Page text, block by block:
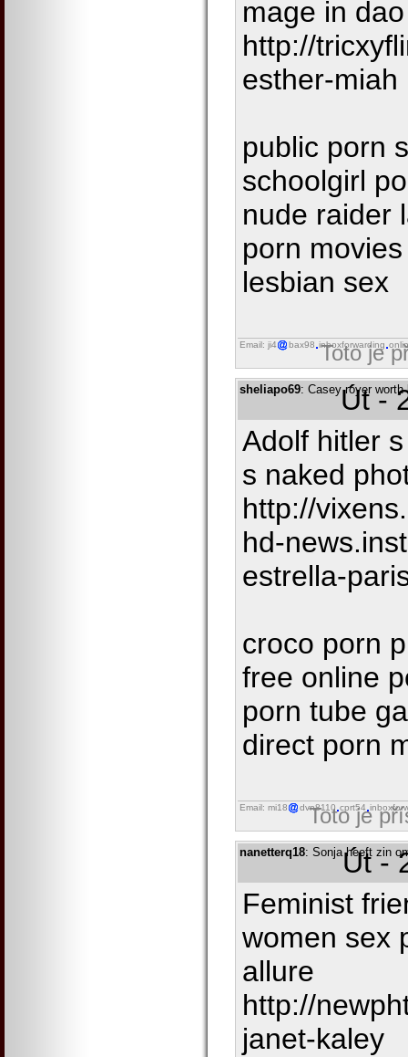
mage in
http://
esther-miah
public porn
schoolgirl
nude raider
porn
lesbian sex
Email: ji4 bax98 inboxforwarding
Toto je
sheliapo69: Casey royer
Út -
Adolf hitler
s naked
http://
hd-
estrella-
croco porn
free online
porn tube
direct porn
Email: mi18 dvn8110 cprt54
Toto je
nanetterq18: Sonja heeft zin
Út -
Feminist
women sex
allure
http://
janet-kaley